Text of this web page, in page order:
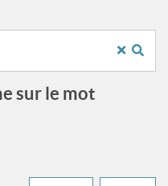
sur le mot